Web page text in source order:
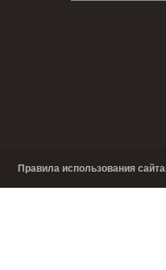
Правила использования сайта